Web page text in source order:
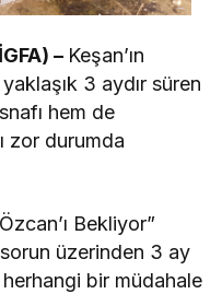
– Keşan’ın
3 aydır süren
hem de
zor durumda
Bekliyor”
sorun üzerinden 3 ay
bir müdahale